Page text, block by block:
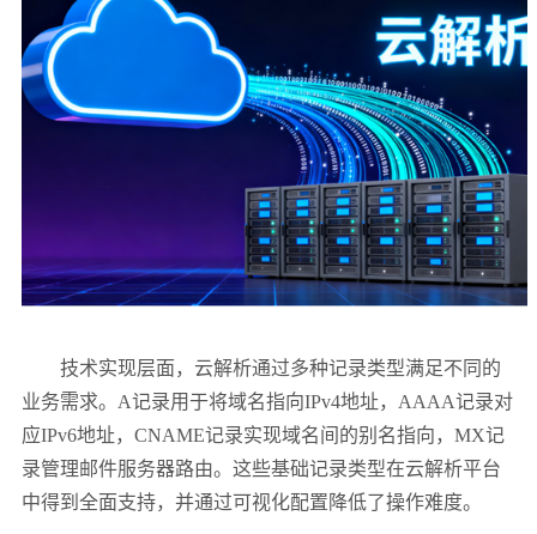
技术实现层面，云解析通过多种记录类型满足不同的
业务需求。 A记录用于将域名指向IPv4地址， AAAA记录对
应IPv6地址， CNAME记录实现域名间的别名指向， MX记
录管理邮件服务器路由。这些基础记录类型在云解析平台
中得到全面支持，并通过可视化配置降低了操作难度。